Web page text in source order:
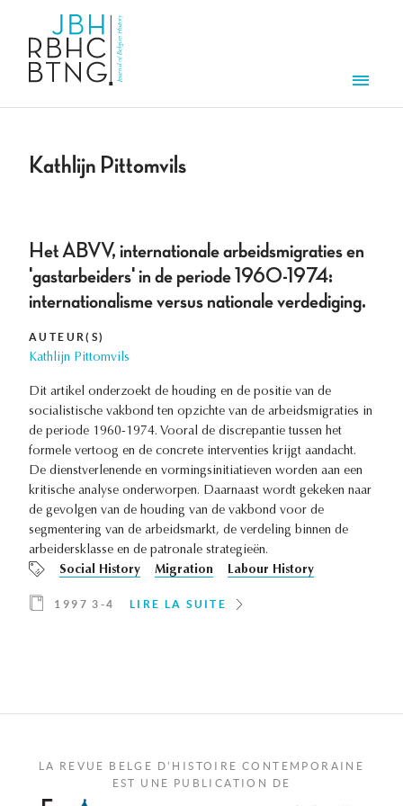
Kathlijn Pittomvils
Het ABVV, internationale arbeidsmigraties en
'gastarbeiders' in de periode 1960-1974:
internationalisme versus nationale verdediging.
AUTEUR(S)
Kathlijn Pittomvils
Dit artikel onderzoekt de houding en de positie van de
socialistische vakbond ten opzichte van de arbeidsmigraties in
de periode 1960-1974. Vooral de discrepantie tussen het
formele vertoog en de concrete interventies krijgt aandacht.
De dienstverlenende en vormingsinitiatieven worden aan een
kritische analyse onderworpen. Daarnaast wordt gekeken naar
de gevolgen van de houding van de vakbond voor de
segmentering van de arbeidsmarkt, de verdeling binnen de
arbeidersklasse en de patronale strategieën.
Social History
Migration Labour History
1997 3-4 LIRE LA SUITE
LA REVUE BELGE D'HISTOIRE CONTEMPORAINE
EST UNE PUBLICATION DE